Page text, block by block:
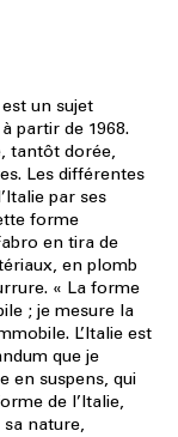
un sujet
partir de 1968.
tantôt dorée,
Les différentes
par ses
forme
en tira de
en plomb
« La forme
; je mesure la
L’Italie est
que je
en suspens, qui
de l’Italie,
nature,